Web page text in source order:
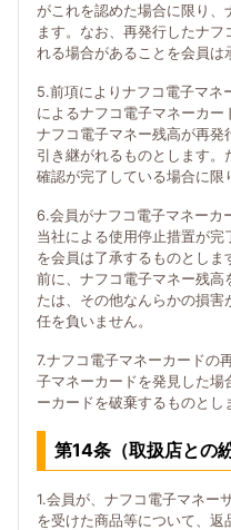
がこれを認めた場合に限り、
ます。なお、再発行したナ
れる場合があることを会員は
5.前項によりナフコ電子マネ
によるナフコ電子マネーカ
ナフコ電子マネー残高が再発
引き継がれるものとします。
確認が完了している場合に限
6.会員がナフコ電子マネーカ
当社による使用停止措置が完
を会員は了承するものとし
前に、ナフコ電子マネー残高
たは、その他なんらかの損
任を負いません。
7.ナフコ電子マネーカードの
子マネーカードを発見した場
ーカードを破棄するものとし
第14条（取扱店との
1.会員が、ナフコ電子マネー
を受けた商品等について、